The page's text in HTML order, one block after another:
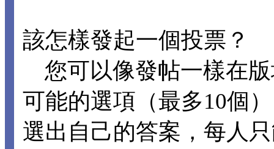
該怎樣發起一個投票？
您可以像發帖一樣在
可能的選項（最多10個
選出自己的答案，每人